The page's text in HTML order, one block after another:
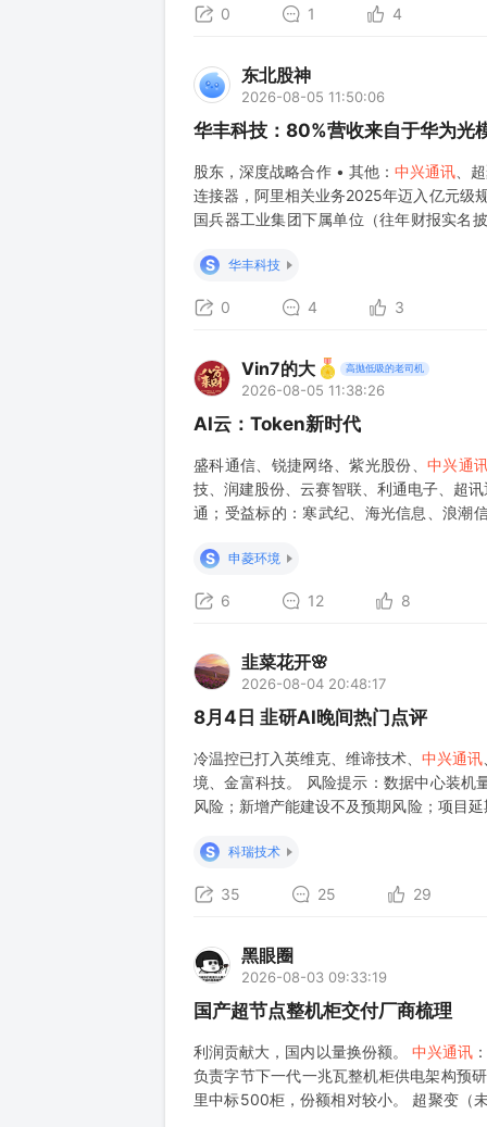
0 1 4
东北股神
2026-08-05 11:50:06
华丰科技：80%营收来自于华为光
股东，深度战略合作 • 其他： 中兴通讯 、
连接器，阿里相关业务2025年迈入亿元级
国兵器工业集团下属单位（往年财报实名
S
华丰科技
0 4 3
Vin7的大 高抛低吸的老司机
2026-08-05 11:38:26
AI云：Token新时代
盛科通信、锐捷网络、紫光股份、 中兴通
技、润建股份、云赛智联、利通电子、
通；受益标的：寒武纪、海光信息、浪
S
申菱环境
6 12 8
韭菜花开🌸
2026-08-04 20:48:17
8月4日 韭研AI晚间热门点评
冷温控已打入英维克、维谛技术、 中兴通讯
境、金富科技。 风险提示：数据中心装机
风险；新增产能建设不及预期风险；项目
S
科瑞技术
35 25 29
黑眼圈
2026-08-03 09:33:19
国产超节点整机柜交付厂商梳理
利润贡献大，国内以量换份额。 中兴通讯
负责字节下一代一兆瓦整机柜供电架构预
里中标500柜，份额相对较小。 超聚变（